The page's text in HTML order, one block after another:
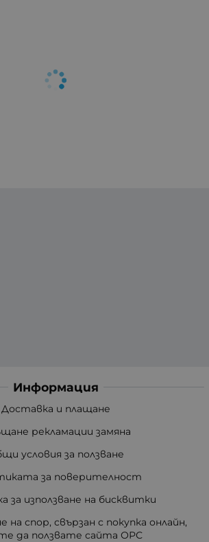
Информация
Доставка и плащане
рекламации замяна
условия за ползване
за поверителност
за използване на бисквитки
на спор, свързан с покупка онлайн,
да ползвате сайта ОРС